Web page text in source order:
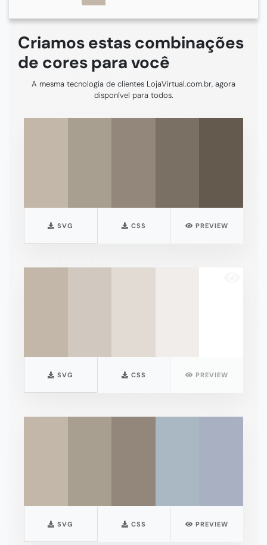
Criamos estas combinações
de cores para você
A mesma tecnologia de clientes LojaVirtual.com.br, agora
disponível para todos.
SVG CSS PREVIEW
SVG CSS PREVIEW
SVG CSS PREVIEW